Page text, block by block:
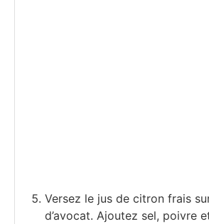
Versez le jus de citron frais
d’avocat. Ajoutez sel, poivre